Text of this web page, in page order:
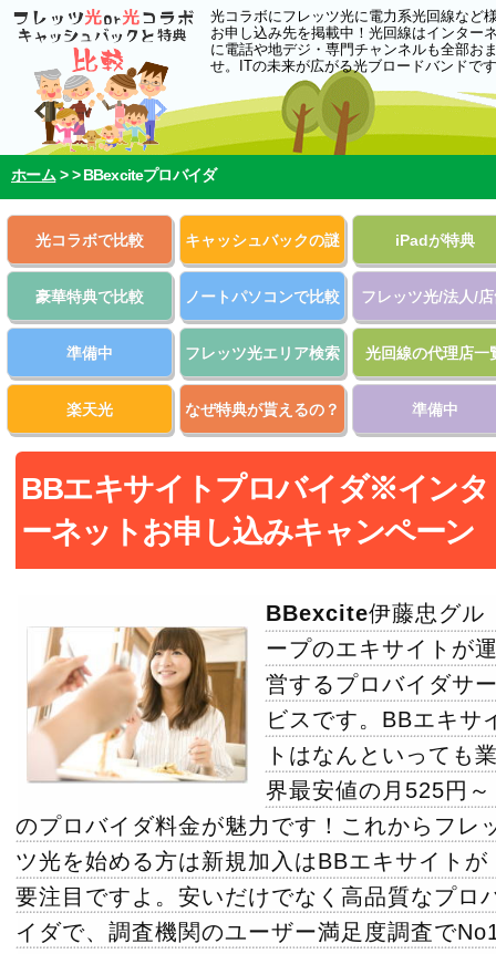
光コラボにフレッツ光に電力系光回線など
お申し込み先を掲載中！光回線はインター
に電話や地デジ・専門チャンネルも全部お
せ。ITの未来が広がる光ブロードバンドで
ホーム > >BBexciteプロバイダ
光コラボで比較 キャッシュバックの謎 iPadが特典
豪華特典で比較 ノートパソコンで比較 フレッツ光/法人/
準備中 フレッツ光エリア検索 光回線の代理店一
楽天光 なぜ特典が貰えるの？ 準備中
BBエキサイトプロバイダ※インタ
ーネットお申し込みキャンペーン
BBexcite伊藤忠グル
ープのエキサイトが
営するプロバイダサ
ビスです。BBエキサ
トはなんといっても
界最安値の月525円～
のプロバイダ料金が魅力です！これからフレ
ツ光を始める方は新規加入はBBエキサイトが
要注目ですよ。安いだけでなく高品質なプロ
イダで、調査機関のユーザー満足度調査で